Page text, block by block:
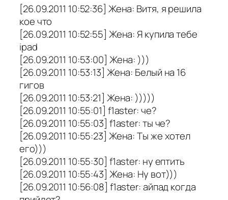
[26.09.2011 10:52:36] Жена: Витя, я решила
кое что
[26.09.2011 10:52:55] Жена: Я купила тебе
ipad
[26.09.2011 10:53:00] Жена: )))
[26.09.2011 10:53:13] Жена: Белый на 16
гигов
[26.09.2011 10:53:21] Жена: )))))
[26.09.2011 10:55:01] f1aster: че?
[26.09.2011 10:55:03] f1aster: ты че?
[26.09.2011 10:55:23] Жена: Ты же хотел
его)))
[26.09.2011 10:55:30] f1aster: ну ептить
[26.09.2011 10:55:43] Жена: Ну вот)))
[26.09.2011 10:56:08] f1aster: айпад когда